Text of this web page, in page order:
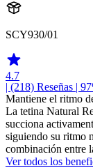
SCY930/01
4.7
| (218) Reseñas |
Mantiene el ritmo
La tetina Natural
succiona
siguiendo su ritmo
combinación entre
Ver todos los